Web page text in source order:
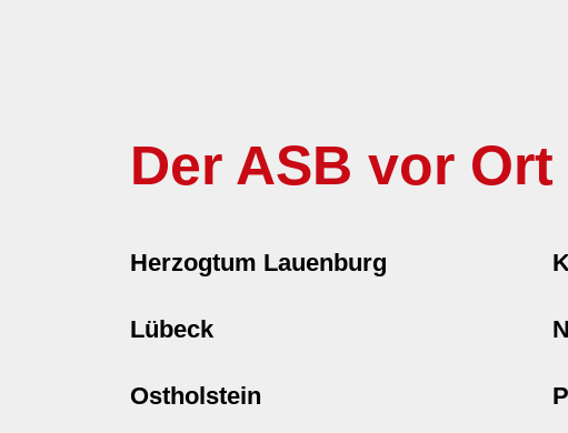
Der ASB vor Ort
Herzogtum Lauenburg
Lübeck
Ostholstein